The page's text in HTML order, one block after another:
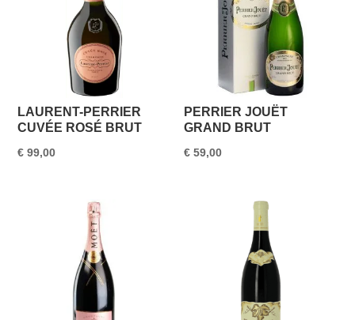
LAURENT-PERRIER
CUVÉE ROSÉ BRUT
€ 99,00
PERRIER JOUËT
GRAND BRUT
€ 59,00